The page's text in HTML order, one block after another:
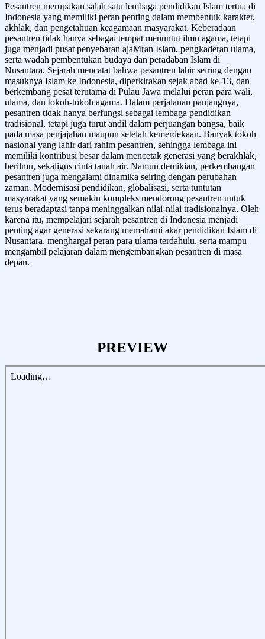
Pesantren merupakan salah satu lembaga pendidikan Islam tertua di
Indonesia yang memiliki peran penting dalam membentuk karakter,
akhlak, dan pengetahuan keagamaan masyarakat. Keberadaan
pesantren tidak hanya sebagai tempat menuntut ilmu agama, tetapi
juga menjadi pusat penyebaran ajaMran Islam, pengkaderan ulama,
serta wadah pembentukan budaya dan peradaban Islam di
Nusantara. Sejarah mencatat bahwa pesantren lahir seiring dengan
masuknya Islam ke Indonesia, diperkirakan sejak abad ke-13, dan
berkembang pesat terutama di Pulau Jawa melalui peran para wali,
ulama, dan tokoh-tokoh agama. Dalam perjalanan panjangnya,
pesantren tidak hanya berfungsi sebagai lembaga pendidikan
tradisional, tetapi juga turut andil dalam perjuangan bangsa, baik
pada masa penjajahan maupun setelah kemerdekaan. Banyak tokoh
nasional yang lahir dari rahim pesantren, sehingga lembaga ini
memiliki kontribusi besar dalam mencetak generasi yang berakhlak,
berilmu, sekaligus cinta tanah air. Namun demikian, perkembangan
pesantren juga mengalami dinamika seiring dengan perubahan
zaman. Modernisasi pendidikan, globalisasi, serta tuntutan
masyarakat yang semakin kompleks mendorong pesantren untuk
terus beradaptasi tanpa meninggalkan nilai-nilai tradisionalnya. Oleh
karena itu, mempelajari sejarah pesantren di Indonesia menjadi
penting agar generasi sekarang memahami akar pendidikan Islam di
Nusantara, menghargai peran para ulama terdahulu, serta mampu
mengambil pelajaran dalam mengembangkan pesantren di masa
depan.
PREVIEW